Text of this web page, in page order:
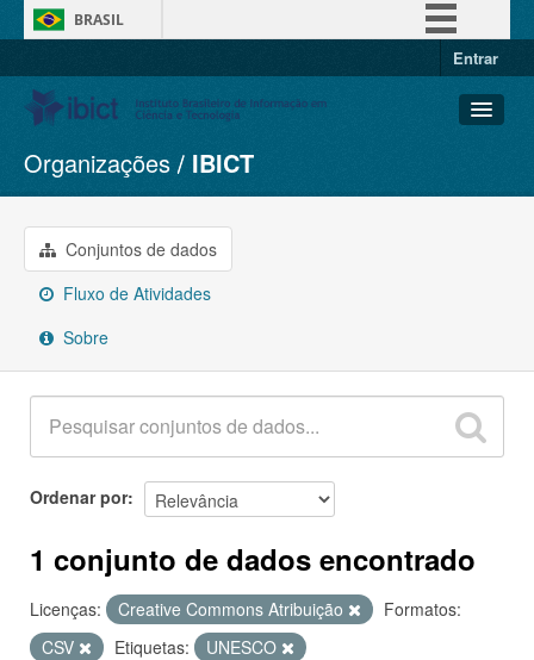
BRASIL
Entrar
Conjuntos de dados
Organizações
Grupos
Sobre
Organizações IBICT
Conjuntos de dados
Fluxo de Atividades
Sobre
Ordenar por
1 conjunto de dados encontrado
Licenças: Creative Commons Atribuição
Formatos:
CSV
Etiquetas:
UNESCO